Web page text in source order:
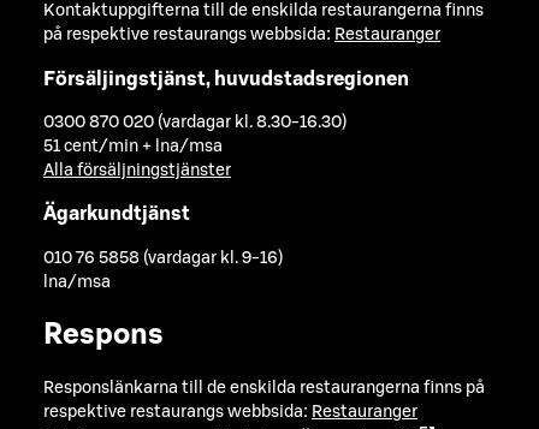
Kontaktuppgifterna till de enskilda restaurangerna finns
på respektive restaurangs webbsida: Restauranger
Försäljingstjänst, huvudstadsregionen
0300 870 020 (vardagar kl. 8.30-16.30)
51 cent/min + lna/msa
Alla försäljningstjänster
Ägarkundtjänst
010 76 5858 (vardagar kl. 9-16)
lna/msa
Respons
Responslänkarna till de enskilda restaurangerna finns på
respektive restaurangs webbsida: Restauranger